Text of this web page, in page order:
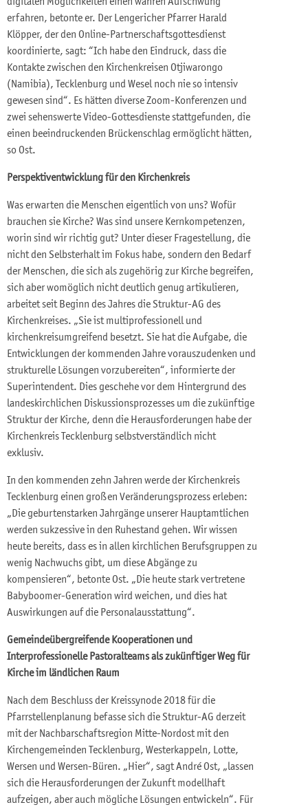
digitalen Möglichkeiten einen wahren Aufschwung
erfahren, betonte er. Der Lengericher Pfarrer Harald
Klöpper, der den Online-Partnerschaftsgottesdienst
koordinierte, sagt: “Ich habe den Eindruck, dass die
Kontakte zwischen den Kirchenkreisen Otjiwarongo
(Namibia), Tecklenburg und Wesel noch nie so intensiv
gewesen sind“. Es hätten diverse Zoom-Konferenzen und
zwei sehenswerte Video-Gottesdienste stattgefunden, die
einen beeindruckenden Brückenschlag ermöglicht hätten,
so Ost.
Perspektiventwicklung für den Kirchenkreis
Was erwarten die Menschen eigentlich von uns? Wofür
brauchen sie Kirche? Was sind unsere Kernkompetenzen,
worin sind wir richtig gut? Unter dieser Fragestellung, die
nicht den Selbsterhalt im Fokus habe, sondern den Bedarf
der Menschen, die sich als zugehörig zur Kirche begreifen,
sich aber womöglich nicht deutlich genug artikulieren,
arbeitet seit Beginn des Jahres die Struktur-AG des
Kirchenkreises. „Sie ist multiprofessionell und
kirchenkreisumgreifend besetzt. Sie hat die Aufgabe, die
Entwicklungen der kommenden Jahre vorauszudenken und
strukturelle Lösungen vorzubereiten“, informierte der
Superintendent. Dies geschehe vor dem Hintergrund des
landeskirchlichen Diskussionsprozesses um die zukünftige
Struktur der Kirche, denn die Herausforderungen habe der
Kirchenkreis Tecklenburg selbstverständlich nicht
exklusiv.
In den kommenden zehn Jahren werde der Kirchenkreis
Tecklenburg einen großen Veränderungsprozess erleben:
„Die geburtenstarken Jahrgänge unserer Hauptamtlichen
werden sukzessive in den Ruhestand gehen. Wir wissen
heute bereits, dass es in allen kirchlichen Berufsgruppen zu
wenig Nachwuchs gibt, um diese Abgänge zu
kompensieren“, betonte Ost. „Die heute stark vertretene
Babyboomer-Generation wird weichen, und dies hat
Auswirkungen auf die Personalausstattung“.
Gemeindeübergreifende Kooperationen und
Interprofessionelle Pastoralteams als zukünftiger Weg für
Kirche im ländlichen Raum
Nach dem Beschluss der Kreissynode 2018 für die
Pfarrstellenplanung befasse sich die Struktur-AG derzeit
mit der Nachbarschaftsregion Mitte-Nordost mit den
Kirchengemeinden Tecklenburg, Westerkappeln, Lotte,
Wersen und Wersen-Büren. „Hier“, sagt André Ost, „lassen
sich die Herausforderungen der Zukunft modellhaft
aufzeigen, aber auch mögliche Lösungen entwickeln“. Für